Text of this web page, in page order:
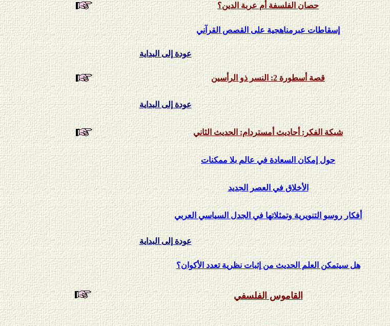
حصان الفلسفة أم عربة الدين؟
إسقاطات عبرمناهجية على القصص القرآني
عودة إلى البداية
قصة أسطورة 2: النسر ذو الرأسين
عودة إلى البداية
شبكة الفكر: أحاديث أمستردام: الحديث الثاني
حول إمكان السعادة في عالم بلا ممكنات
الأخلاق في العصر الجديد
أفكار روسو التنويرية وتمثلاتها في الجدل السياسي العربي
عودة إلى البداية
هل سيتمكن العلم الحديث من إثبات نظرية تعدد الأكوان؟
القاموس الفلسفي